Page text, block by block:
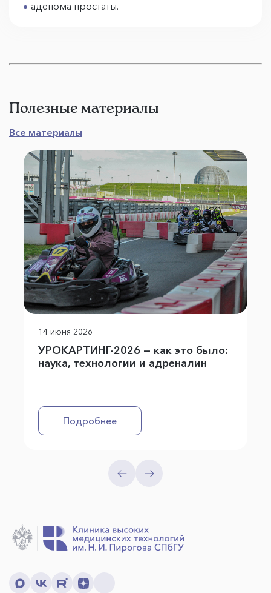
аденома простаты.
Полезные материалы
Все материалы
14 июня 2026
УРОКАРТИНГ-2026 — как это было:
наука, технологии и адреналин
Подробнее